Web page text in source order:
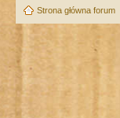
Strona główna forum